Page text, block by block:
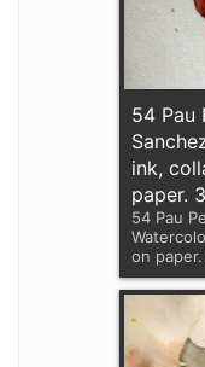
54 Pau
ink,
paper.
54 Pau
on